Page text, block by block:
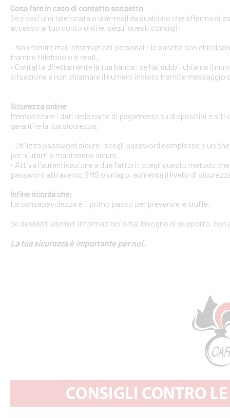
Cosa fare in caso di contatto sospetto
Se ricevi una telefonata o un’e-mail da qualcuno che afferma di
accesso al tuo conto online, segui questi consigli:
- Non fornire mai informazioni personali: le banche non
tramite telefono o e-mail.
- Contatta direttamente la tua banca: se hai dubbi, chiama il
situazione e non chiamare il numero inviato tramite messaggio
Sicurezza online
Memorizzare i dati delle carte di pagamento su dispositivi e
garantire la tua sicurezza:
- Utilizza password sicure: scegli password complesse e
per aiutarti a mantenerle sicure.
- Attiva l'autenticazione a due fattori: scegli questo metodo
password attraverso SMS o un’app, aumenta il livello di
Infine ricorda che:
La consapevolezza è il primo passo per prevenire le truffe.
Se desideri ulteriori informazioni o hai bisogno di supporto,
La tua sicurezza è importante per noi.